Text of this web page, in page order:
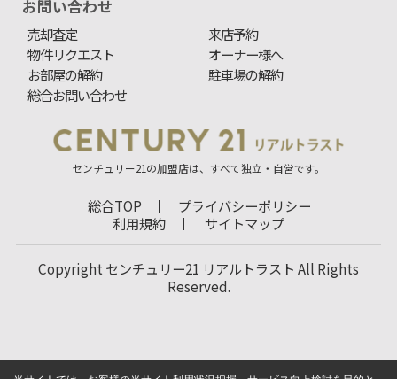
お問い合わせ
売却査定
来店予約
物件リクエスト
オーナー様へ
お部屋の解約
駐車場の解約
総合お問い合わせ
センチュリー21の加盟店は、すべて独立・自営です。
総合TOP
プライバシーポリシー
利用規約
サイトマップ
Copyright センチュリー21 リアルトラスト All Rights
Reserved.